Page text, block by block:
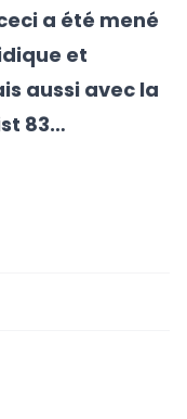
a été mené
et
aussi avec la
83…